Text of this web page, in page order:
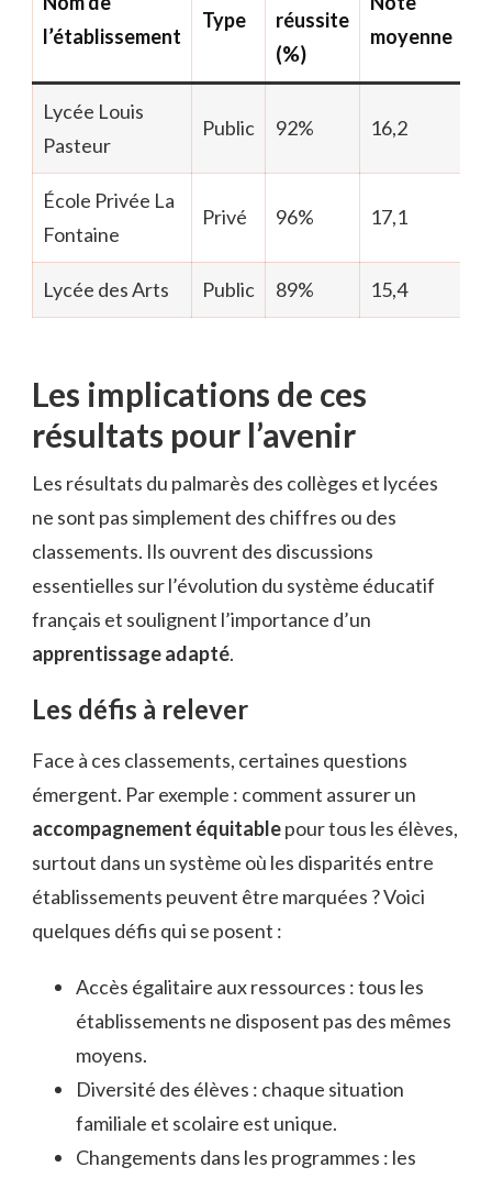
l’établissement
Type
réussite
(%)
moyenne
Lycée Louis
Pasteur
Public 92% 16,2
École Privée La
Fontaine
Privé 96% 17,1
Lycée des Arts Public 89% 15,4
Les implications de ces
résultats pour l’avenir
Les résultats du palmarès des collèges et lycées
ne sont pas simplement des chiffres ou des
classements. Ils ouvrent des discussions
essentielles sur l’évolution du système éducatif
français et soulignent l’importance d’un
apprentissage adapté.
Les défis à relever
Face à ces classements, certaines questions
émergent. Par exemple : comment assurer un
accompagnement équitablepour tous les élèves,
surtout dans un système où les disparités entre
établissements peuvent être marquées ? Voici
quelques défis qui se posent :
Accès égalitaire aux ressources : tous les
établissements ne disposent pas des mêmes
moyens.
Diversité des élèves : chaque situation
familiale et scolaire est unique.
Changements dans les programmes : les